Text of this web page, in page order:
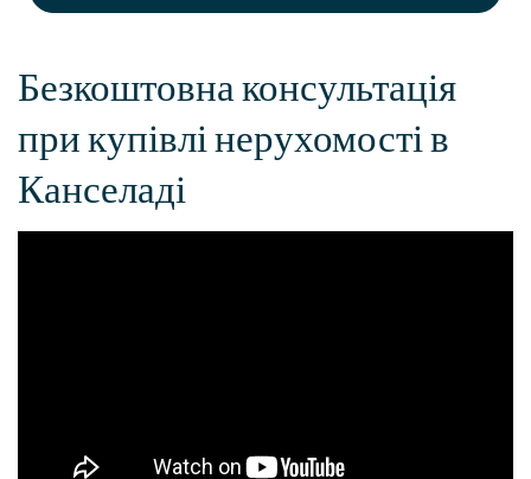
Безкоштовна консультація
при купівлі нерухомості в
Канселаді